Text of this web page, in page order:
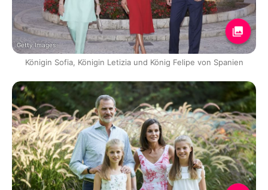
Getty Images
Königin Sofia, Königin Letizia und König Felipe von Spanien